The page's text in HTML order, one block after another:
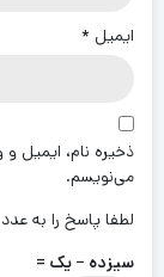
ایمیل *
ذخیره نام، ایمیل
می‌نویسم.
لطفا پاسخ را به
سیزده − یک =